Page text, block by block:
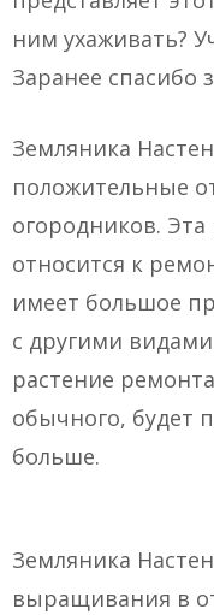
ним ухаживать?
Заранее спасибо
Земляника
положительные
огородников.
относится к
имеет большое
с другими
растение
обычного, будет
больше.
Земляника
выращивания в